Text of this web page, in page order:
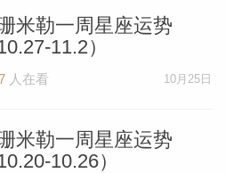
苏珊米
米勒一周星座运势
10.27-11.2）
人在看 10月25日
米勒一周星座运势
10.20-10.26）